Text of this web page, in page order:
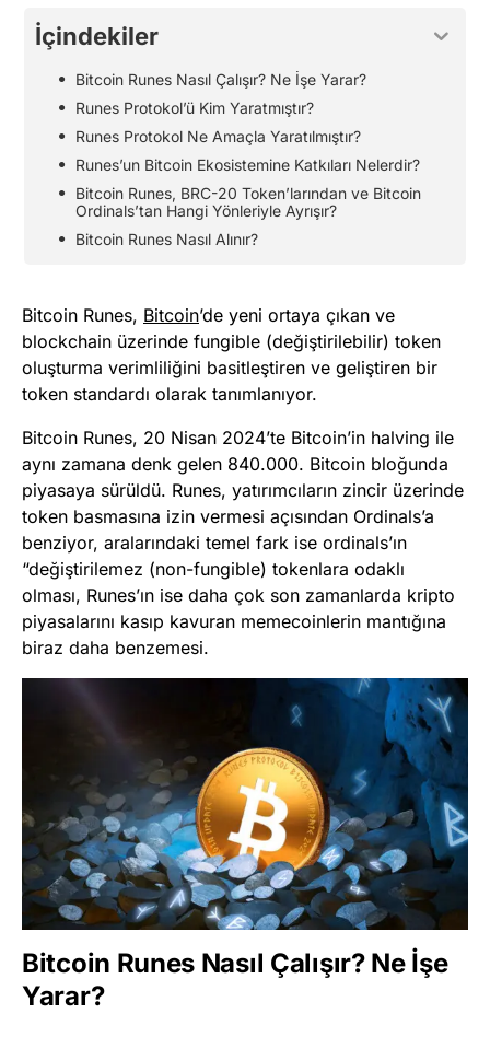
İçindekiler
Bitcoin Runes Nasıl Çalışır? Ne İşe Yarar?
Runes Protokol’ü Kim Yaratmıştır?
Runes Protokol Ne Amaçla Yaratılmıştır?
Runes’un Bitcoin Ekosistemine Katkıları Nelerdir?
Bitcoin Runes, BRC-20 Token’larından ve Bitcoin
Ordinals’tan Hangi Yönleriyle Ayrışır?
Bitcoin Runes Nasıl Alınır?
Bitcoin Runes, Bitcoin’de yeni ortaya çıkan ve
blockchain üzerinde fungible (değiştirilebilir) token
oluşturma verimliliğini basitleştiren ve geliştiren bir
token standardı olarak tanımlanıyor.
Bitcoin Runes, 20 Nisan 2024’te Bitcoin’in halving ile
aynı zamana denk gelen 840.000. Bitcoin bloğunda
piyasaya sürüldü. Runes, yatırımcıların zincir üzerinde
token basmasına izin vermesi açısından Ordinals’a
benziyor, aralarındaki temel fark ise ordinals’ın
“değiştirilemez (non-fungible) tokenlara odaklı
olması, Runes’ın ise daha çok son zamanlarda kripto
piyasalarını kasıp kavuran memecoinlerin mantığına
biraz daha benzemesi.
Bitcoin Runes Nasıl Çalışır? Ne İşe
Yarar?